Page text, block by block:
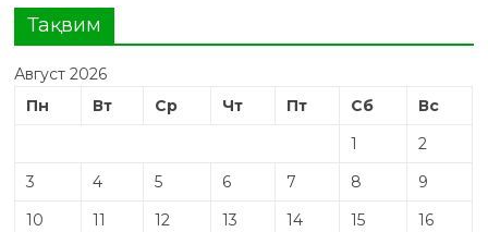
Тақвим
Август 2026
Пн
Вт Ср Чт Пт Сб
Вс
1
2
3
4 5 6 7 8
9
10
11 12 13 14 15
16